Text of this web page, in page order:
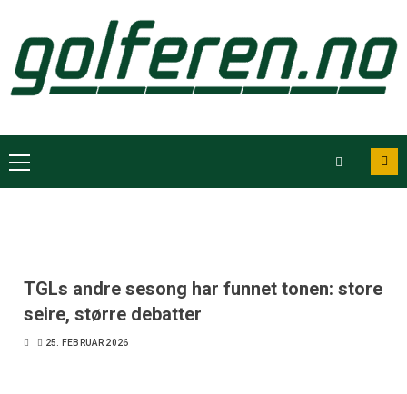
TGLs andre sesong har funnet tonen: store
seire, større debatter
25. FEBRUAR 2026